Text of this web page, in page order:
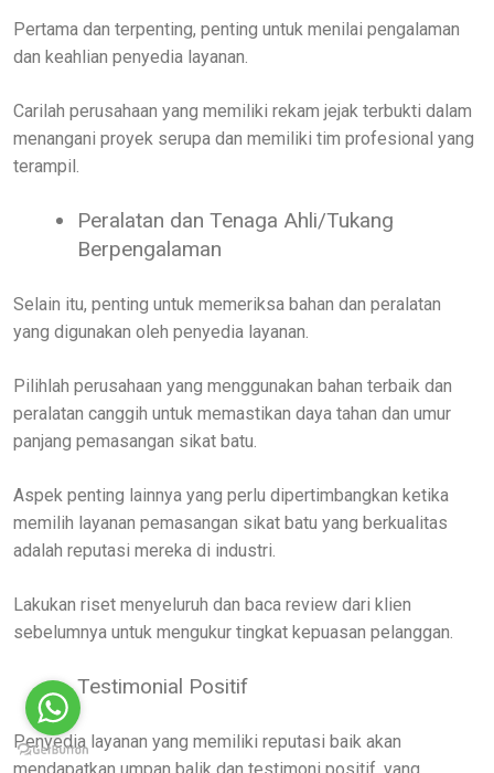
Pertama dan terpenting, penting untuk menilai pengalaman
dan keahlian penyedia layanan.
Carilah perusahaan yang memiliki rekam jejak terbukti dalam
menangani proyek serupa dan memiliki tim profesional yang
terampil.
Peralatan dan Tenaga Ahli/Tukang
Berpengalaman
Selain itu, penting untuk memeriksa bahan dan peralatan
yang digunakan oleh penyedia layanan.
Pilihlah perusahaan yang menggunakan bahan terbaik dan
peralatan canggih untuk memastikan daya tahan dan umur
panjang pemasangan sikat batu.
Aspek penting lainnya yang perlu dipertimbangkan ketika
memilih layanan pemasangan sikat batu yang berkualitas
adalah reputasi mereka di industri.
Lakukan riset menyeluruh dan baca review dari klien
sebelumnya untuk mengukur tingkat kepuasan pelanggan.
Testimonial Positif
Penyedia layanan yang memiliki reputasi baik akan